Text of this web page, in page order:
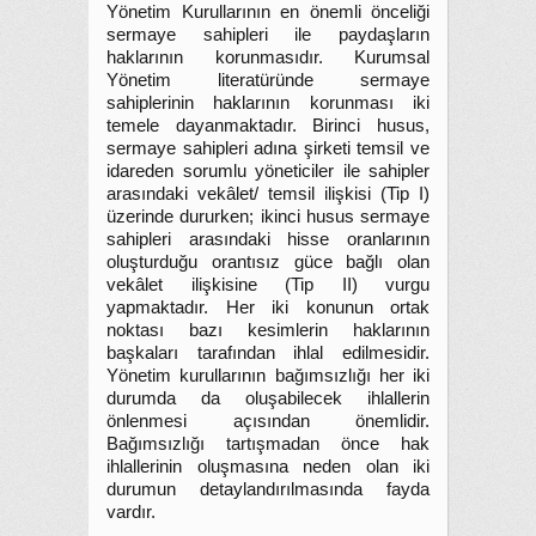
Yönetim Kurullarının en önemli önceliği
sermaye sahipleri ile paydaşların
haklarının korunmasıdır. Kurumsal
Yönetim literatüründe sermaye
sahiplerinin haklarının korunması iki
temele dayanmaktadır. Birinci husus,
sermaye sahipleri adına şirketi temsil ve
idareden sorumlu yöneticiler ile sahipler
arasındaki vekâlet/ temsil ilişkisi (Tip I)
üzerinde dururken; ikinci husus sermaye
sahipleri arasındaki hisse oranlarının
oluşturduğu orantısız güce bağlı olan
vekâlet ilişkisine (Tip II) vurgu
yapmaktadır. Her iki konunun ortak
noktası bazı kesimlerin haklarının
başkaları tarafından ihlal edilmesidir.
Yönetim kurullarının bağımsızlığı her iki
durumda da oluşabilecek ihlallerin
önlenmesi açısından önemlidir.
Bağımsızlığı tartışmadan önce hak
ihlallerinin oluşmasına neden olan iki
durumun detaylandırılmasında fayda
vardır.